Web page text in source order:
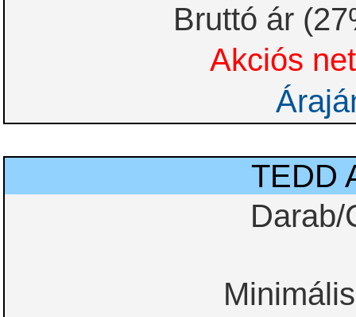
Bruttó ár
Akciós
TEDD
Darab/